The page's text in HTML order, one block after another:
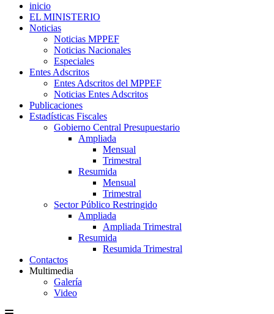
inicio
EL MINISTERIO
Noticias
Noticias MPPEF
Noticias Nacionales
Especiales
Entes Adscritos
Entes Adscritos del MPPEF
Noticias Entes Adscritos
Publicaciones
Estadísticas Fiscales
Gobierno Central Presupuestario
Ampliada
Mensual
Trimestral
Resumida
Mensual
Trimestral
Sector Público Restringido
Ampliada
Ampliada Trimestral
Resumida
Resumida Trimestral
Contactos
Multimedia
Galería
Video